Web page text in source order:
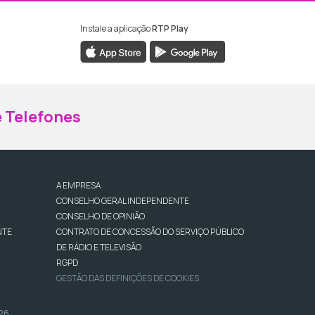
da RTP Madeira
da RTP Madeira
Instale a aplicaçãoRTP Play
Telefones
A EMPRESA
CONSELHO GERAL INDEPENDENTE
CONSELHO DE OPINIÃO
CONTRATO DE CONCESSÃO DO SERVIÇO PÚBLICO
DE RÁDIO E TELEVISÃO
RGPD
GESTÃO DAS DEFINIÇÕES DE COOKIES